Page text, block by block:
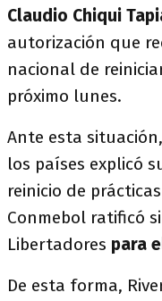
Claudio Chiqui
autorización que
nacional de
próximo lunes.
Ante esta
los países explicó
reinicio de
Conmebol ratificó
Libertadores para
De esta forma,